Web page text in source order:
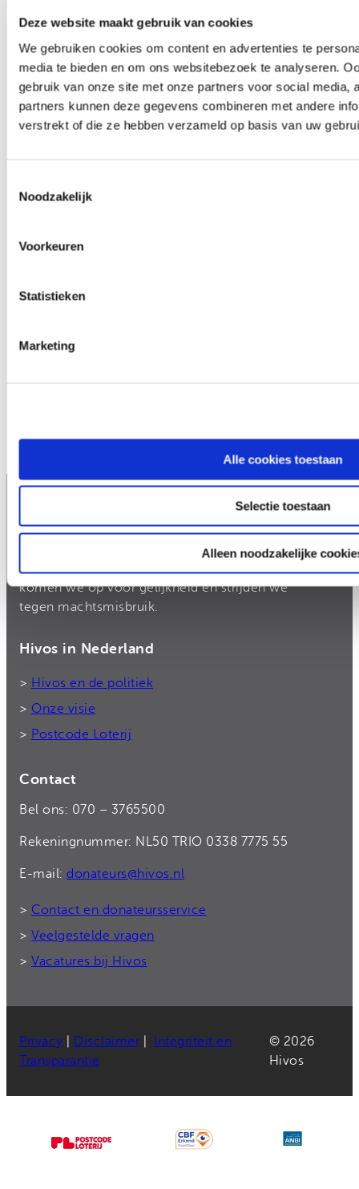
Deze website maakt gebruik van cookies
We gebruiken cookies om content en advertenties te
media te bieden en om ons websitebezoek te analyseren.
gebruik van onze site met onze partners voor social media,
partners kunnen deze gegevens combineren met andere
verstrekt of die ze hebben verzameld op basis van uw
Noodzakelijk
Voorkeuren
Statistieken
Marketing
Alle cookies toestaan
Selectie toestaan
Alleen noodzakelijke
Blijf op de hoogte
Schrijf je in en ontvang iedere maand verhalen van
Email
Hivos gelooft in moedige mensen en in hun
kracht om zélf hun leven vorm te geven. Samen
komen we op voor gelijkheid en strijden we
tegen machtsmisbruik.
Hivos in Nederland
> Hivos en de politiek
> Onze visie
> Postcode Loterij
Contact
Bel ons: 070 – 3765500
Rekeningnummer: NL50 TRIO 0338 7775 55
E-mail: donateurs@hivos.nl
> Contact en donateursservice
> Veelgestelde vragen
> Vacatures bij Hivos
Privacy Disclaimer|
Integriteit en
Transparantie
© 2026
Hivos